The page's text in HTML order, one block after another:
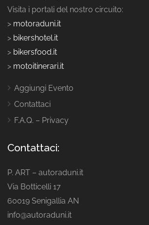
Visita i portali del nostro circuito:
> motoraduni.it
> bikershotel.it
> bikersfood.it
> motoitinerari.it
Aggiungi Evento
Contattaci
F.A.Q. – Privacy
Contattaci:
P. ART – autoraduni.it
Via Botticelli 17
60019 Senigallia AN
info@autoraduni.it